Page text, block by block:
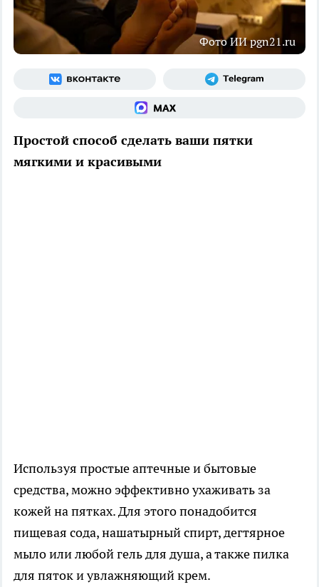
Фото ИИ pgn21.ru
Простой способ сделать ваши пятки
мягкими и красивыми
Используя простые аптечные и бытовые
средства, можно эффективно ухаживать за
кожей на пятках. Для этого понадобится
пищевая сода, нашатырный спирт, дегтярное
мыло или любой гель для душа, а также пилка
для пяток и увлажняющий крем.